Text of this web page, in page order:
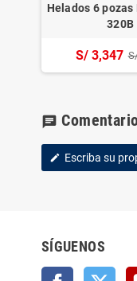
Helados 6 pozas
320B
S/ 3,347
chat
edit Escriba su
SÍGUENOS
Facebook